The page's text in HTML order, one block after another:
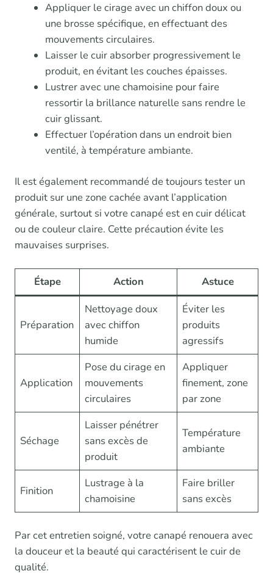
Appliquer le cirage avec un chiffon doux ou
une brosse spécifique, en effectuant des
mouvements circulaires.
Laisser le cuir absorber progressivement le
produit, en évitant les couches épaisses.
Lustrer avec une chamoisine pour faire
ressortir la brillance naturelle sans rendre le
cuir glissant.
Effectuer l’opération dans un endroit bien
ventilé, à température ambiante.
Il est également recommandé de toujours tester un
produit sur une zone cachée avant l’application
générale, surtout si votre canapé est en cuir délicat
ou de couleur claire. Cette précaution évite les
mauvaises surprises.
Étape Action Astuce
Préparation
Nettoyage doux
avec chiffon
humide
Éviter les
produits
agressifs
Application
Pose du cirage en
mouvements
circulaires
Appliquer
finement, zone
par zone
Séchage
Laisser pénétrer
sans excès de
produit
Température
ambiante
Finition
Lustrage à la
chamoisine
Faire briller
sans excès
Par cet entretien soigné, votre canapé renouera avec
la douceur et la beauté qui caractérisent le cuir de
qualité.